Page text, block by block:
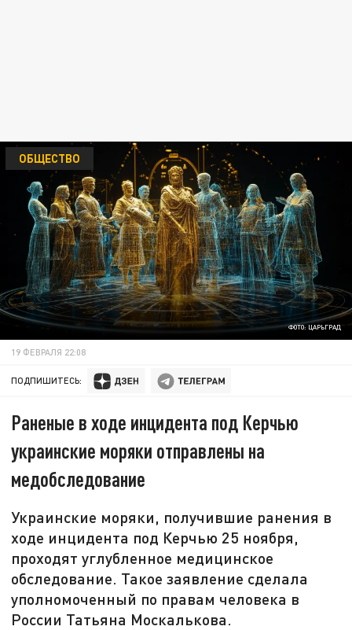
ФОТО: ЦАРЬГРАД
ОБЩЕСТВО
19 ФЕВРАЛЯ 22:08
ПОДПИШИТЕСЬ:
Раненые в ходе инцидента под Керчью
украинские моряки отправлены на
медобследование
Украинские моряки, получившие ранения в
ходе инцидента под Керчью 25 ноября,
проходят углубленное медицинское
обследование. Такое заявление сделала
уполномоченный по правам человека в
России Татьяна Москалькова.